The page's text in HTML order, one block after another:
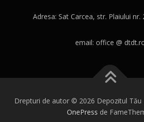
Adresa: Sat Carcea, str. Plaiului nr.
email: office @
Drepturi de autor © 2026 Depozitul Tău
OnePress de